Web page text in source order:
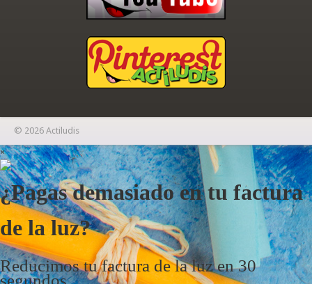
© 2026 Actiludis
×
¿Pagas demasiado en tu factura
de la luz?
Reducimos tu factura de la luz en 30